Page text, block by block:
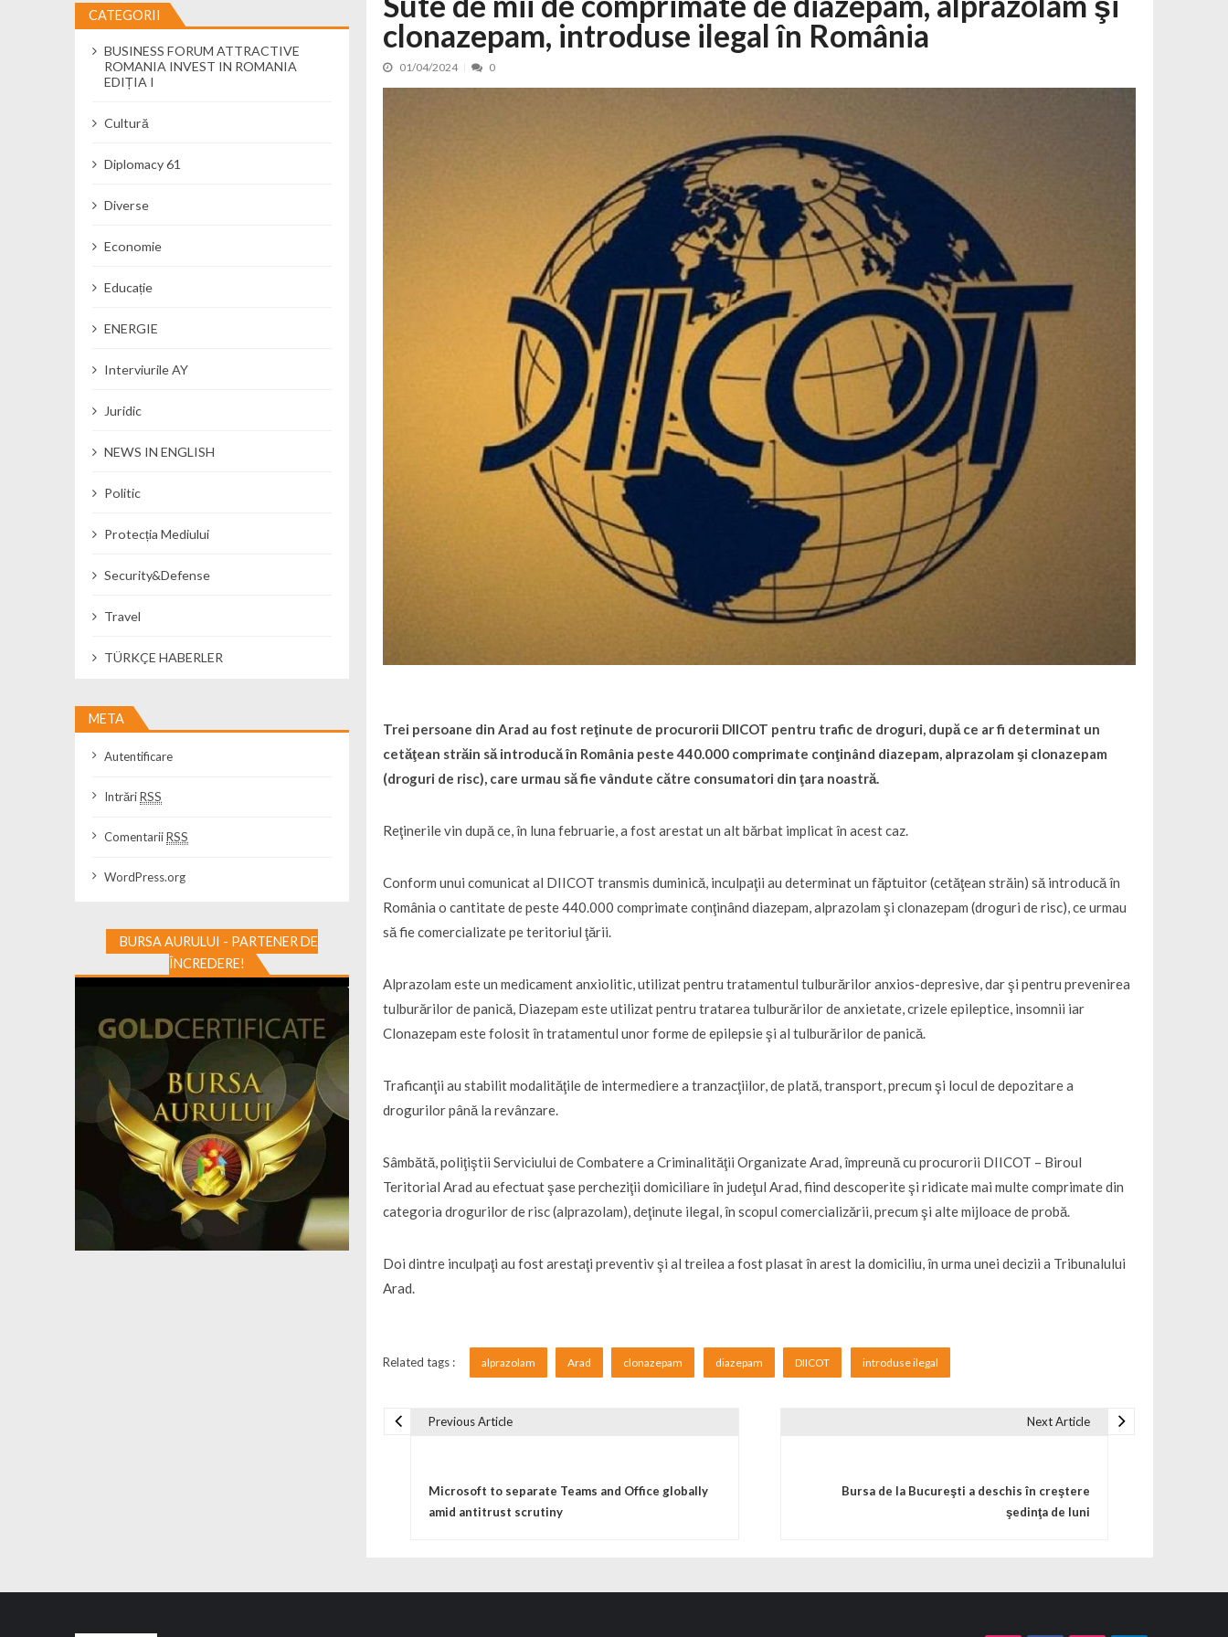
Cseke Attila: Am creat, până în prezent, peste 5.000 de noi locuri în creșe... 15/07/2026
Încă o creșă modernă pentru Alba: 40 de locuri noi la Zlatna prin Programul...
MMAP pune în consultare publică proiectul Catalogului național al zonelor pri... 04/08/2026
clonazepam, introduse ilegal în România
01/04/2024 0
Trei persoane din Arad au fost reţinute de procurorii DIICOT pentru trafic de droguri, după ce ar fi determinat un
cetăţean străin să introducă în România peste 440.000 comprimate conţinând diazepam, alprazolam şi clonazepam
(droguri de risc), care urmau să fie vândute către consumatori din ţara noastră.
Reţinerile vin după ce, în luna februarie, a fost arestat un alt bărbat implicat în acest caz.
Conform unui comunicat al DIICOT transmis duminică, inculpaţii au determinat un făptuitor (cetăţean străin) să introducă în
România o cantitate de peste 440.000 comprimate conţinând diazepam, alprazolam şi clonazepam (droguri de risc), ce urmau
să fie comercializate pe teritoriul ţării.
Alprazolam este un medicament anxiolitic, utilizat pentru tratamentul tulburărilor anxios-depresive, dar şi pentru prevenirea
tulburărilor de panică, Diazepam este utilizat pentru tratarea tulburărilor de anxietate, crizele epileptice, insomnii iar
Clonazepam este folosit în tratamentul unor forme de epilepsie şi al tulburărilor de panică.
Traficanţii au stabilit modalităţile de intermediere a tranzacţiilor, de plată, transport, precum şi locul de depozitare a
drogurilor până la revânzare.
Sâmbătă, poliţiştii Serviciului de Combatere a Criminalităţii Organizate Arad, împreună cu procurorii DIICOT – Biroul
Teritorial Arad au efectuat şase percheziţii domiciliare în judeţul Arad, fiind descoperite şi ridicate mai multe comprimate din
categoria drogurilor de risc (alprazolam), deţinute ilegal, în scopul comercializării, precum şi alte mijloace de probă.
Doi dintre inculpaţi au fost arestaţi preventiv şi al treilea a fost plasat în arest la domiciliu, în urma unei decizii a Tribunalului
Arad.
Related tags : alprazolam Arad clonazepam diazepam DIICOT introduse ilegal
Previous Article
Microsoft to separate Teams and Office globally
amid antitrust scrutiny
Next Article
Bursa de la Bucureşti a deschis în creştere
şedinţa de luni
CATEGORII
BUSINESS FORUM ATTRACTIVE
ROMANIA INVEST IN ROMANIA
EDIȚIA I
Cultură
Diplomacy 61
Diverse
Economie
Educație
ENERGIE
Interviurile AY
Juridic
NEWS IN ENGLISH
Politic
Protecția Mediului
Security&Defense
Travel
TÜRKÇE HABERLER
META
Autentificare
IntrăriRSS
ComentariiRSS
WordPress.org
BURSA AURULUI - PARTENER DE
ÎNCREDERE!